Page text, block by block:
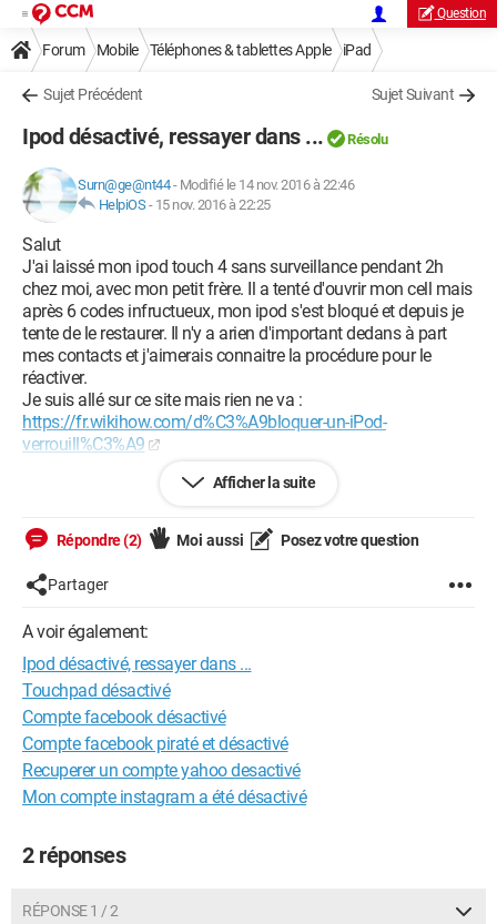
Question
Forum Mobile Téléphones & tablettes Apple iPad
Sujet Précédent Sujet Suivant
Ipod désactivé, ressayer dans ... Résolu
Surn@ge@nt44- Modifié le 14 nov. 2016 à 22:46
HelpiOS- 15 nov. 2016 à 22:25
Salut
J'ai laissé mon ipod touch 4 sans surveillance pendant 2h
chez moi, avec mon petit frère. Il a tenté d'ouvrir mon cell mais
après 6 codes infructueux, mon ipod s'est bloqué et depuis je
tente de le restaurer. Il n'y a arien d'important dedans à part
mes contacts et j'aimerais connaitre la procédure pour le
réactiver.
Je suis allé sur ce site mais rien ne va :
https://fr.wikihow.com/d%C3%A9bloquer-un-iPod-
verrouill%C3%A9
J'ai beau appuyer longtemps sur les boutons d'allumage et
pomme apparait, et j'ai de nouveau le message sur itunes me
disant : itunes n'a pas pu se connecter à l'ipod touch car celui
ci est verrouillé par code. vous devez saisir le code sur l'ipod
touch avant de pouvoir l'utiliser avec itunes.
Là sur l'écran du ipod touch, j'ai écrit : ipod désactivé.
Ressayer dans 24 000 000 minutes : voir photo ci-jointe :
http://www.cjoint.com/c/FKovSxIhgc3
Avez vous des idées
merci
Afficher la suite
Répondre (2) Moi aussi Posez votre question
Partager
A voir également:
Ipod désactivé, ressayer dans ...
Touchpad désactivé
Compte facebook désactivé
Compte facebook piraté et désactivé
Recuperer un compte yahoo desactivé
Mon compte instagram a été désactivé
2 réponses
RÉPONSE 1 / 2